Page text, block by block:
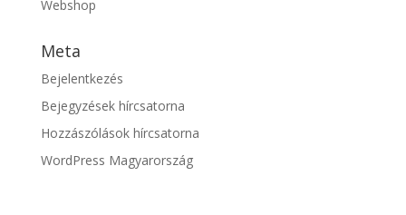
Webshop
Meta
Bejelentkezés
Bejegyzések hírcsatorna
Hozzászólások hírcsatorna
WordPress Magyarország